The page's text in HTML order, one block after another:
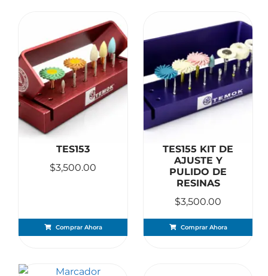
TES153
$3,500.00
Comprar Ahora
TES155 KIT DE
AJUSTE Y
PULIDO DE
RESINAS
$3,500.00
Comprar Ahora